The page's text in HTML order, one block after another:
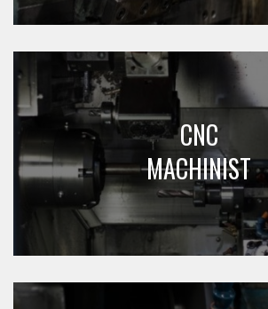
CNC
MACHINIST